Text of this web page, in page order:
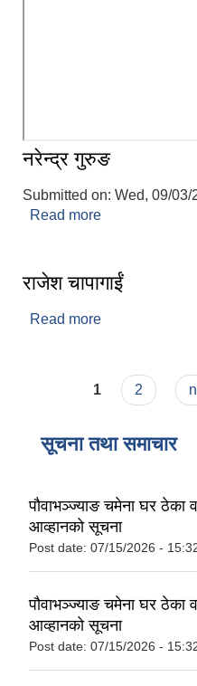
नरेन्द्र गुरुङ
Submitted on: Wed, 09/03/
Read more
राजेश चापागाईं
Read more
Pages
1 2
सूचना तथा समाचार
पौवाभञ्ज्याङ चमेना घर ठेका
आव्हानको सूचना
Post date: 07/15/2026 -
पौवाभञ्ज्याङ चमेना घर ठेका
आव्हानको सूचना
Post date: 07/15/2026 -